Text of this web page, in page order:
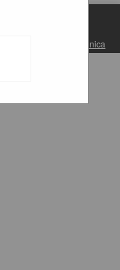
(MT) |
Posta Elettronica
3061